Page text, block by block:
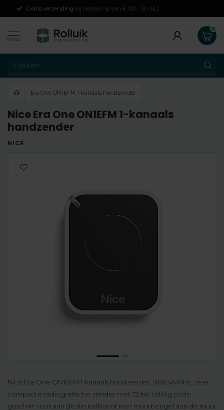
Gratis verzending bij besteding van € 100,- (in NL)
MENU
Era One ON1EFM 1-kanaals handzender
Nice Era One ON1EFM 1-kanaals
handzender
NICE
Nice Era One ON1EFM 1-kanaals handzender, 868,46 MHz, zeer
compacte radiografische zender met 72 bit, rolling code
geschikt voor aan de sleutelbos of met muurbeugel aan de muur